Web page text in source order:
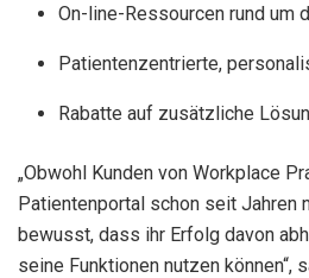
On-line-Ressourcen rund um
Patientenzentrierte,
Rabatte auf zusätzliche
„Obwohl Kunden von Workplace
Patientenportal schon seit Jahren
bewusst, dass ihr Erfolg davon
seine Funktionen nutzen können“,